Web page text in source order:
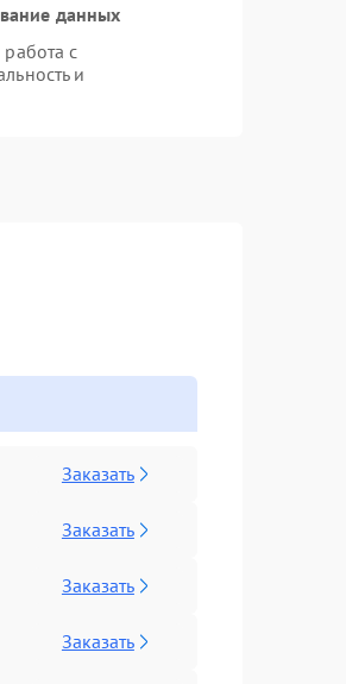
данных
с
и
Заказать
Заказать
Заказать
Заказать